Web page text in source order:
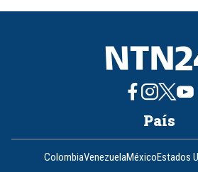
8
País
ColombiaVenezuelaMéxicoEstados